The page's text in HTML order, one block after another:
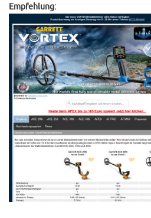
Empfehlung: